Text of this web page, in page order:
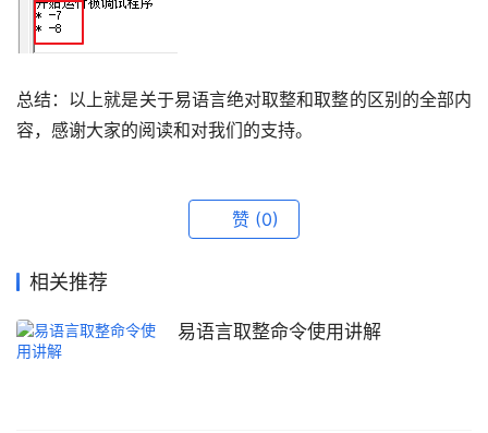
总结：以上就是关于易语言绝对取整和取整的区别的全部内
容，感谢大家的阅读和对我们的支持。
赞 (0)
相关推荐
易语言取整命令使用讲解